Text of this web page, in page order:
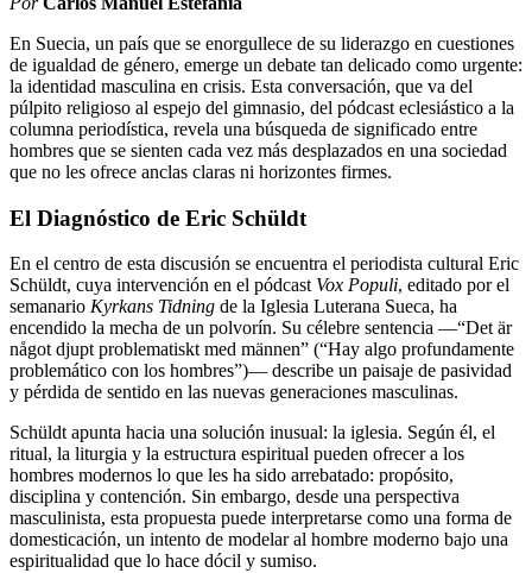
En Suecia, un país que se enorgullece de su liderazgo en cuestiones
de igualdad de género, emerge un debate tan delicado como urgente:
la identidad masculina en crisis. Esta conversación, que va del
púlpito religioso al espejo del gimnasio, del pódcast eclesiástico a la
columna periodística, revela una búsqueda de significado entre
hombres que se sienten cada vez más desplazados en una sociedad
que no les ofrece anclas claras ni horizontes firmes.
El Diagnóstico de Eric Schüldt
En el centro de esta discusión se encuentra el periodista cultural Eric
Schüldt, cuya intervención en el pódcast Vox Populi, editado por el
semanario Kyrkans Tidning de la Iglesia Luterana Sueca, ha
encendido la mecha de un polvorín. Su célebre sentencia —“Det är
något djupt problematiskt med männen” (“Hay algo profundamente
problemático con los hombres”)— describe un paisaje de pasividad
y pérdida de sentido en las nuevas generaciones masculinas.
Schüldt apunta hacia una solución inusual: la iglesia. Según él, el
ritual, la liturgia y la estructura espiritual pueden ofrecer a los
hombres modernos lo que les ha sido arrebatado: propósito,
disciplina y contención. Sin embargo, desde una perspectiva
masculinista, esta propuesta puede interpretarse como una forma de
domesticación, un intento de modelar al hombre moderno bajo una
espiritualidad que lo hace dócil y sumiso.